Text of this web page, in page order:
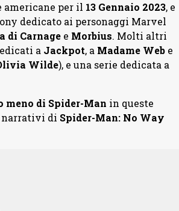
per il 13 Gennaio 2023, e
dedicato ai personaggi Marvel
di Carnagee Morbius. Molti altri
a Jackpot, a Madame Webe
Wilde), e una serie dedicata a
meno di Spider-Man in queste
narrativi di Spider-Man: No Way